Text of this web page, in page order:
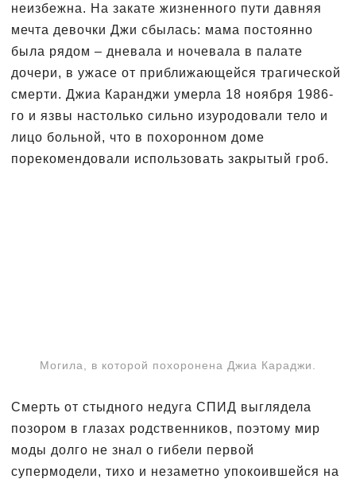
неизбежна. На закате жизненного пути давняя
мечта девочки Джи сбылась: мама постоянно
была рядом – дневала и ночевала в палате
дочери, в ужасе от приближающейся трагической
смерти. Джиа Каранджи умерла 18 ноября 1986-
го и язвы настолько сильно изуродовали тело и
лицо больной, что в похоронном доме
порекомендовали использовать закрытый гроб.
Могила, в которой похоронена Джиа Караджи.
Смерть от стыдного недуга СПИД выглядела
позором в глазах родственников, поэтому мир
моды долго не знал о гибели первой
супермодели, тихо и незаметно упокоившейся на